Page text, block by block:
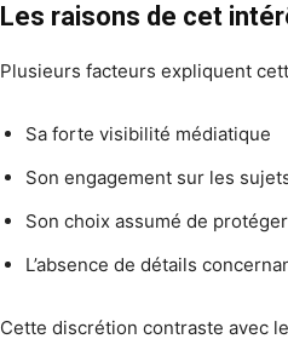
Les raisons de cet
Plusieurs facteurs expliquent
Sa forte visibilité médiatique
Son engagement sur les
Son choix assumé de
L’absence de détails
Cette discrétion contraste avec